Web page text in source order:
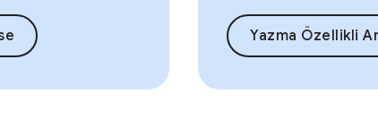
Yazma Özellikli